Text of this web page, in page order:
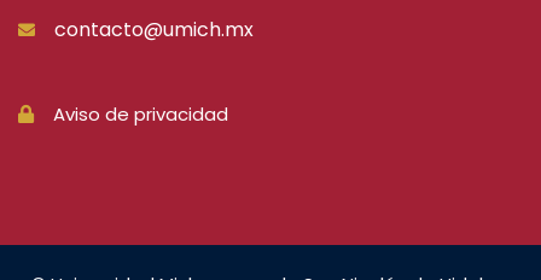
contacto@umich.mx
Aviso de privacidad